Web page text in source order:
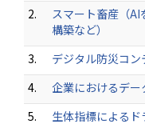
2.
スマート畜産（
構築など）
3.
デジタル防災コ
4.
企業におけるデ
5.
生体指標による